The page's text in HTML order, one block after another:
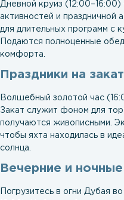
Дневной круиз
активностей и
для длительных программ с
Подаются полноценные
комфорта.
Праздники на
Волшебный золотой час
Закат служит фоном для
получаются живописными.
чтобы яхта находилась в
солнца.
Вечерние и
Погрузитесь в огни Дубая